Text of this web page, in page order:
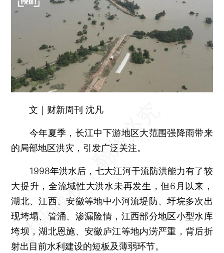
文｜财新周刊 沈凡
今年夏季，长江中下游地区大范围强降雨带来
的局部地区洪灾，引发广泛关注。
1998年洪水后，七大江河干流防洪能力有了较
大提升，全流域性大洪水未再发生，但6月以来，
湖北、江西、安徽等地中小河流堤防、圩垸多次出
现垮塌、管涌、渗漏险情，江西部分地区小型水库
垮坝，湖北恩施、安徽庐江等地内涝严重，背后折
射出目前水利建设的短板及薄弱环节。